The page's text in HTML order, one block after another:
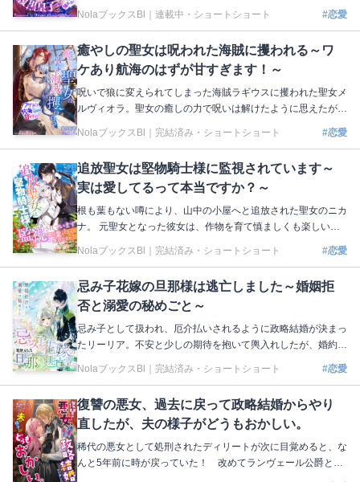
大豪遊しながら莫大な財産を浪費して生涯ぬくぬく暮らすた
め、金髪縦ロールをたなびかせた悪役令嬢としてターゲットを
ねていたはずが、帝国の皇子ユリウスがいきなり求婚してき
て!? 第1回Nola縦マンガ原作大賞で準大賞を受賞した抱腹絶倒
ラブコメディ、ついに登場！ 著：ひるね イラスト：月戸 本編
はこちら https://nola-novel.com/bloom/novels/lol8hh416t
NolaブックスBl｜ 連載中・ショートショート #恋愛
癒やしの聖女は呪われた海賊に攫われる～ワ
ケあり航海のはずが甘すぎます！～
呪いで狼に変えられてしまった海賊ラギウスに攫われた聖女メ
ルヴィオラ。聖女の癒しの力で呪いは解けたように思えたが、
ラギウスに狼の耳と尻尾は残ったままだった！ メルヴィオラ
を完全な聖女にしてラギウスの呪いを解くため、海賊船に乗っ
で儀式を行いながらメルヴィオラは世界の広さを知っていく。
しかし、ラギウスとの近すぎる距離感のせいで、ドキドキと戸
惑いの連続で…!? 著：紫月音湖 イラスト：鈴ノ助 本編はこち
ら https://nola-novel.com/bloom/novels/as2lrvxnhiy
NolaブックスBl｜ 完結済み・ショートショート #恋愛
追放聖女は堅物騎士様に監視されています～
実は愛してるって本当ですか？～
根も葉もない噂により、山中の小屋へと追放された聖女のニカ
ナ。 元聖女となった彼女は、作物を育て慎ましくも楽しい山
小屋生活を送っていた。 そこに、監視役として公爵のスヴァ
ンテが派遣されてくる。 生真面目な性格のスヴァンテは、ニ
カナに抱いていた印象が変わりはじめる。 気が付けばスヴァ
ンテは、彼女に少しずつ惹かれていくのだった……。 著：夕
日 イラスト：鳥飼やすゆき 本編はこちら https://nola-novel.co
m/bloom/novels/k7s6cwtb3i
NolaブックスBl｜ 完結済み・ショートショート #恋愛
忌み子花嫁の旦那様は逃亡しました～婚姻拒
否と溺愛の秘めごと～
忌み子として扱われ、厄介払いされるように政略結婚が決まっ
たリーリア。不安と少しの期待を抱いて輿入れしたが、婚約者
である侯爵は側近のライに「何があっても婚姻は結ばない」と
いう言葉を残して姿を現さなかった。望まれていない花嫁とわ
くなったリーリアは大使として城に滞在することになったが、
なぜか怜悧な印象だったライの過保護なほどの甘やかしが始ま
って⁉︎ 著：葛餅もち乃 イラスト：セカイメグル 本編はこちら
https://nola-novel.com/bloom/novels/7a3jhgthtg9e
NolaブックスBl｜ 完結済み・ショートショート #恋愛
復讐の悪女、過去に戻って政略結婚からやり
直したが、夫の様子がどうもおかしい。
稀代の悪女として処刑されたディリートが次に目覚めると、な
んと5年前に時が戻っていた！ 改めてランヴェール公爵と政
略結婚したディリートは、自分を処刑へと追いやった皇甥イゼ